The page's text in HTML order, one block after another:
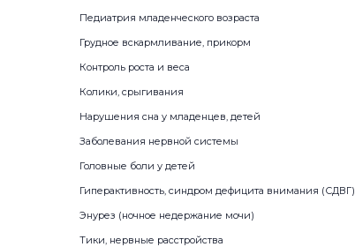
Педиатрия младенческого возраста
Грудное вскармливание, прикорм
Контроль роста и веса
Колики, срыгивания
Нарушения сна у младенцев, детей
Заболевания нервной системы
Головные боли у детей
Гиперактивность, синдром дефицита внимания (СДВГ)
Энурез (ночное недержание мочи)
Тики, нервные расстройства